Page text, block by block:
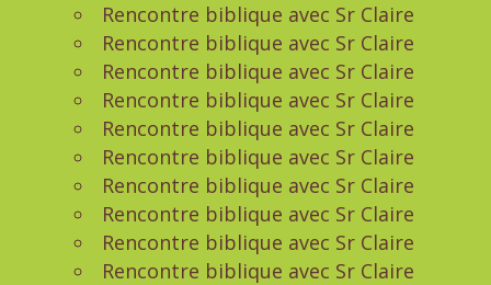
Rencontre biblique avec Sr Claire
Rencontre biblique avec Sr Claire
Rencontre biblique avec Sr Claire
Rencontre biblique avec Sr Claire
Rencontre biblique avec Sr Claire
Rencontre biblique avec Sr Claire
Rencontre biblique avec Sr Claire
Rencontre biblique avec Sr Claire
Rencontre biblique avec Sr Claire
Rencontre biblique avec Sr Claire